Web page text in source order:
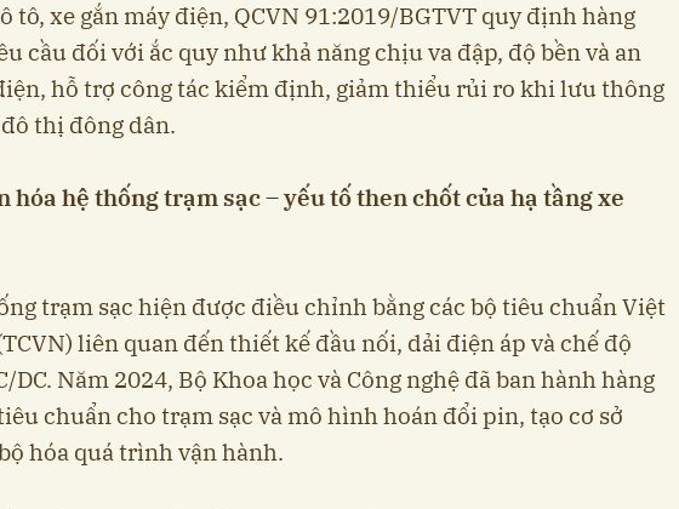
tô, xe gắn máy điện, QCVN 91:2019/BGTVT quy định hàng
cầu đối với ắc quy như khả năng chịu va đập, độ bền và an
hỗ trợ công tác kiểm định, giảm thiểu rủi ro khi lưu thông
thị đông dân.
hóa hệ thống trạm sạc – yếu tố then chốt của hạ tầng xe
trạm sạc hiện được điều chỉnh bằng các bộ tiêu chuẩn Việt
liên quan đến thiết kế đầu nối, dải điện áp và chế độ
DC. Năm 2024, Bộ Khoa học và Công nghệ đã ban hành hàng
chuẩn cho trạm sạc và mô hình hoán đổi pin, tạo cơ sở
hóa quá trình vận hành.